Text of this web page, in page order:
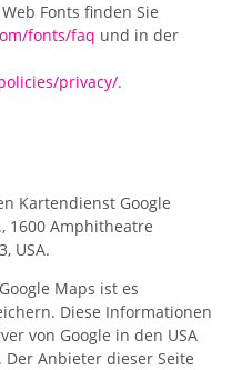
Fonts finden Sie
fonts/faq und in der
privacy/.
Kartendienst Google
1600 Amphitheatre
USA.
Maps ist es
Diese Informationen
von Google in den USA
Anbieter dieser Seite